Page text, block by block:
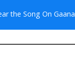
the Song On Gaana